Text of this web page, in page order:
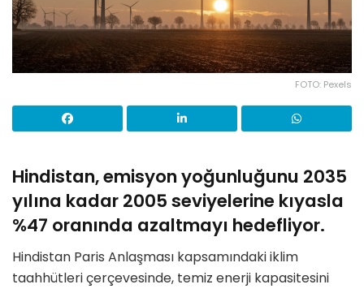
FOTO: Pexels
Hindistan, emisyon yoğunluğunu 2035
yılına kadar 2005 seviyelerine kıyasla
%47 oranında azaltmayı hedefliyor.
Hindistan Paris Anlaşması kapsamındaki iklim
taahhütleri çerçevesinde, temiz enerji kapasitesini